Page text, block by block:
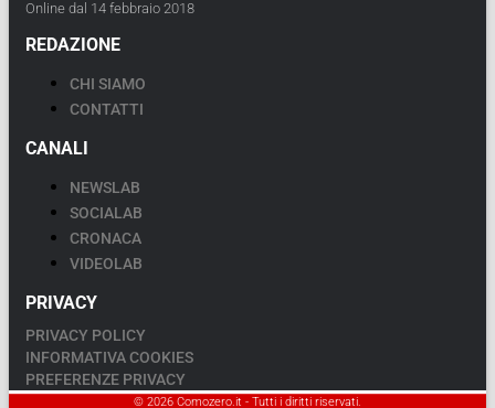
Online dal 14 febbraio 2018
REDAZIONE
CHI SIAMO
CONTATTI
CANALI
NEWSLAB
SOCIALAB
CRONACA
VIDEOLAB
PRIVACY
PRIVACY POLICY
INFORMATIVA COOKIES
PREFERENZE PRIVACY
© 2026 Comozero.it - Tutti i diritti riservati.